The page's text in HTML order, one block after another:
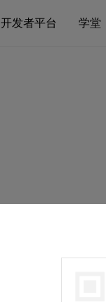
开发者平台 学堂